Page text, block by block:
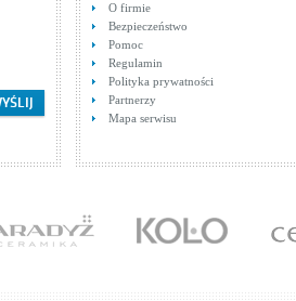
607178
Baterie natryskowe
Cena: 4 652,00 zł
Tres MAX 1.62.403
O firmie
Bezpieczeństwo
Pomoc
Regulamin
Polityka prywatności
Partnerzy
Mapa serwisu